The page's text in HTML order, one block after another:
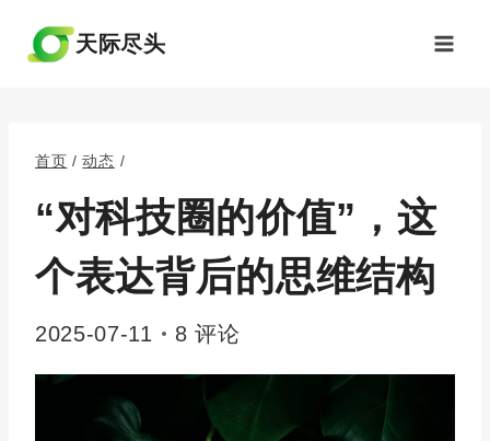
天际尽头
首页 / 动态 /
“对科技圈的价值”，这
个表达背后的思维结构
2025-07-11 8 评论